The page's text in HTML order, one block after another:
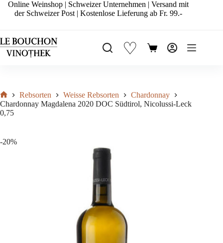
Zum
Inhalt
Online Weinshop | Schweizer Unternehmen | Versand mit
der Schweizer Post | Kostenlose Lieferung ab Fr. 99.-
♡ Warenkorb
Start
Rebsorten Weisse Rebsorten
Chardonnay
Chardonnay Magdalena 2020 DOC Südtirol, Nicolussi-Leck
0,75
-20%